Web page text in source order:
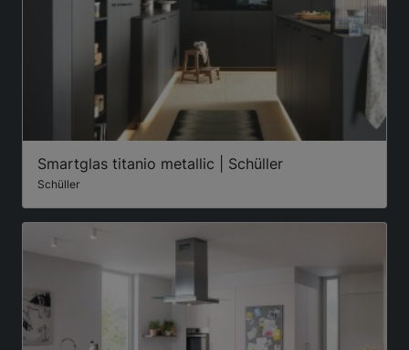
Smartglas titanio metallic | Schüller
Schüller